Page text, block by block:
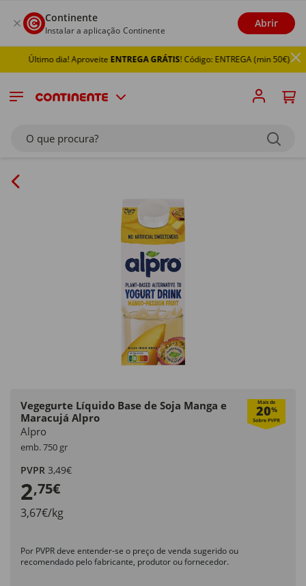
Continente
Instalar a aplicação Continente
Abrir
Último dia! AproveiteENTREGA GRÁTIS! Código: ENTREGA (min 50€)
O que procura?
Vegegurte Líquido Base de Soja Manga e
Maracujá Alpro
Mais de
20%
Alpro
emb. 750 gr
PVPR 3,49€
2,75€
3,67€/kg
Por PVPR deve entender-se o preço de venda sugerido ou
recomendado pelo fabricante, produtor ou fornecedor.